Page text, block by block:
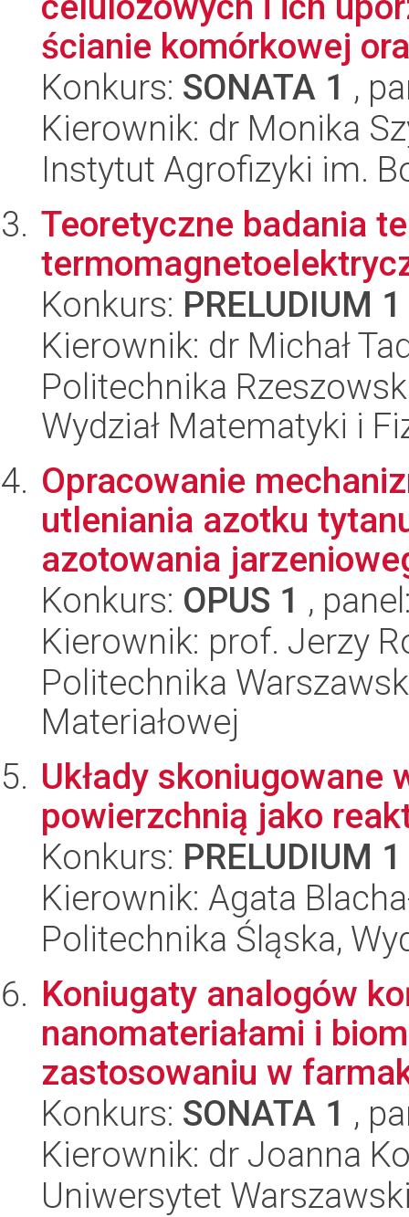
ścianie komórkowej
Konkurs: SONATA 1 ,
Kierownik: dr Monika
Instytut Agrofizyki im.
Teoretyczne badania
Konkurs: PRELUDIUM 1
Kierownik: dr Michał
Politechnika
Wydział Matematyki i
Opracowanie
utleniania azotku
azotowania
Konkurs: OPUS 1 ,
Kierownik: prof. Jerzy
Politechnika
Materiałowej
Układy skoniugowane
powierzchnią jako
Konkurs: PRELUDIUM 1
Kierownik: Agata
Politechnika Śląska,
Koniugaty analogów
nanomateriałami i
zastosowaniu w
Konkurs: SONATA 1 ,
Kierownik: dr Joanna
Uniwersytet